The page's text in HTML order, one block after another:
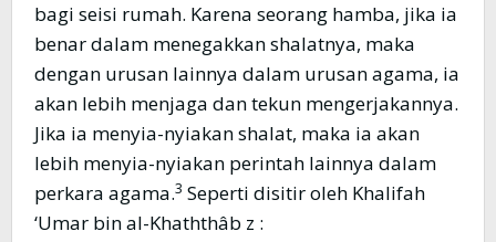
bagi seisi rumah. Karena seorang hamba, jika ia
benar dalam menegakkan shalatnya, maka
dengan urusan lainnya dalam urusan agama, ia
akan lebih menjaga dan tekun mengerjakannya.
Jika ia menyia-nyiakan shalat, maka ia akan
lebih menyia-nyiakan perintah lainnya dalam
perkara agama.3 Seperti disitir oleh Khalifah
‘Umar bin al-Khaththâb z :